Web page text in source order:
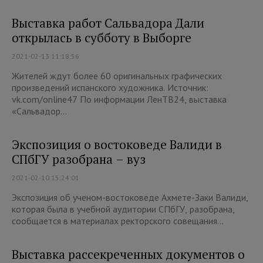
Выставка работ Сальвадора Дали
открылась в субботу в Выборге
2021-02-13 11:18:56
Жителей ждут более 60 оригинальных графических
произведений испанского художника. Источник:
vk.com/online47 По информации ЛенТВ24, выставка
«Сальвадор...
Экспозиция о востоковеде Валиди в
СПбГУ разобрана – вуз
2021-02-10 15:24:01
Экспозиция об ученом-востоковеде Ахмете-Заки Валиди,
которая была в учебной аудитории СПбГУ, разобрана,
сообщается в материалах ректорского совещания...
Выставка рассекреченных документов о